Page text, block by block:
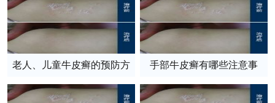
老人、儿童牛皮癣的预防方
法有哪些
手部牛皮癣有哪些注意事
项？